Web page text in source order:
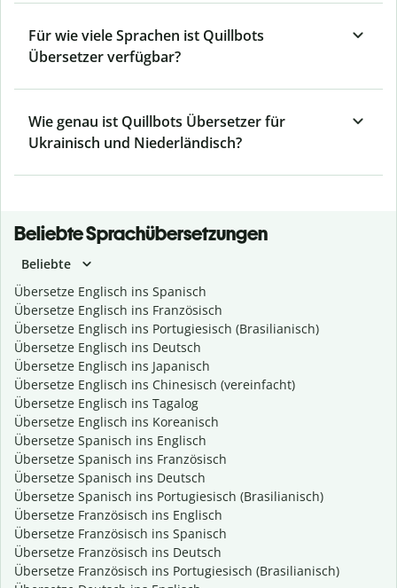
Für wie viele Sprachen ist Quillbots
Übersetzer verfügbar?
Wie genau ist Quillbots Übersetzer für
Ukrainisch und Niederländisch?
Beliebte Sprachübersetzungen
Beliebte
Übersetze Englisch ins Spanisch
Übersetze Englisch ins Französisch
Übersetze Englisch ins Portugiesisch (Brasilianisch)
Übersetze Englisch ins Deutsch
Übersetze Englisch ins Japanisch
Übersetze Englisch ins Chinesisch (vereinfacht)
Übersetze Englisch ins Tagalog
Übersetze Englisch ins Koreanisch
Übersetze Spanisch ins Englisch
Übersetze Spanisch ins Französisch
Übersetze Spanisch ins Deutsch
Übersetze Spanisch ins Portugiesisch (Brasilianisch)
Übersetze Französisch ins Englisch
Übersetze Französisch ins Spanisch
Übersetze Französisch ins Deutsch
Übersetze Französisch ins Portugiesisch (Brasilianisch)